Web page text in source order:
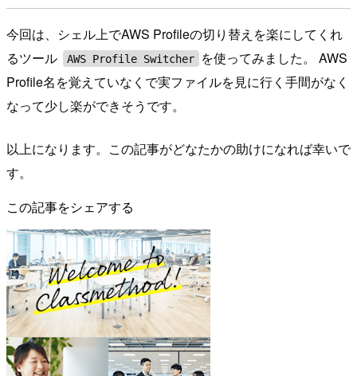
今回は、シェル上でAWS Profileの切り替えを楽にしてくれ
るツール
AWS Profile Switcher
を使ってみました。 AWS
Profile名を覚えていなくで実ファイルを見に行く手間がなく
なって少し楽ができそうです。
以上になります。この記事がどなたかの助けになれば幸いで
す。
この記事をシェアする